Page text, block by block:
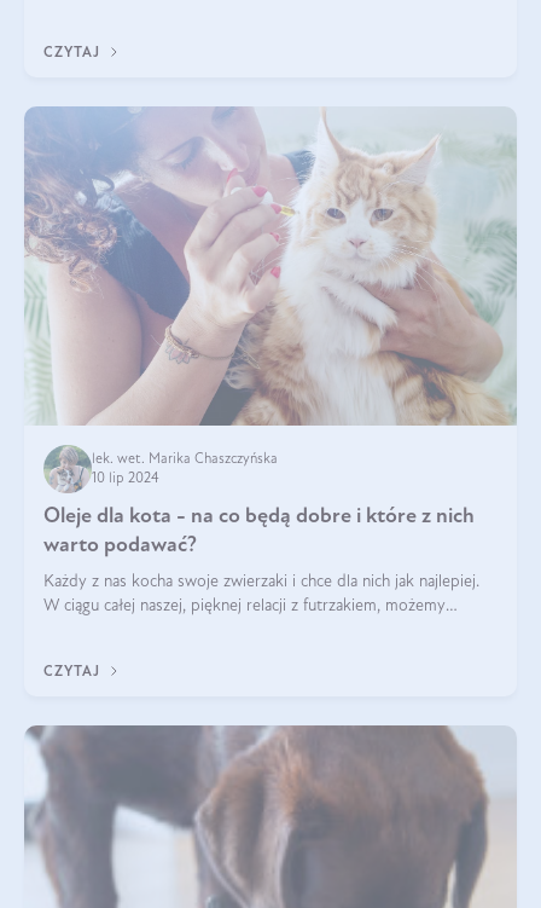
CZYTAJ
lek. wet. Marika Chaszczyńska
10 lip 2024
Oleje dla kota - na co będą dobre i które z nich
warto podawać?
Każdy z nas kocha swoje zwierzaki i chce dla nich jak najlepiej.
W ciągu całej naszej, pięknej relacji z futrzakiem, możemy
CZYTAJ